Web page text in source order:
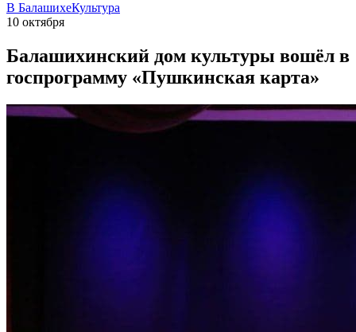
В БалашихеКультура
10 октября
Балашихинский дом культуры вошёл в
госпрограмму «Пушкинская карта»